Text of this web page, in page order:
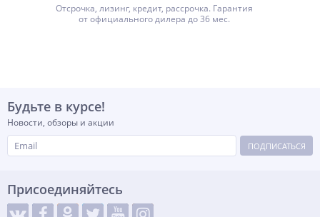
Отсрочка, лизинг, кредит, рассрочка. Гарантия
от официального дилера до 36 мес.
Будьте в курсе!
Новости, обзоры и акции
ПОДПИСАТЬСЯ
Присоединяйтесь